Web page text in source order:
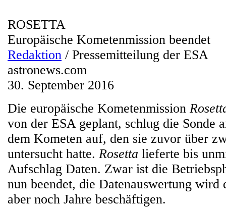
ROSETTA
Europäische Kometenmission beendet
Redaktion / Pressemitteilung der ESA
astronews.com
30. September 2016
Die europäische Kometenmission
von der ESA geplant, schlug die Sonde
dem Kometen auf, den sie zuvor über
untersucht hatte. Rosetta lieferte bis
Aufschlag Daten. Zwar ist die
nun beendet, die Datenauswertung wird
aber noch Jahre beschäftigen.